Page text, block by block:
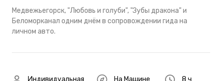
Медвежьегорск, "Любовь и голуби", "Зубы дракона" и
Беломорканал одним днём в сопровождении гида на
личном авто.